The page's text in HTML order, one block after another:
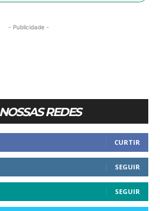
- Publicidade -
REDES
CURTIR
SEGUIR
SEGUIR